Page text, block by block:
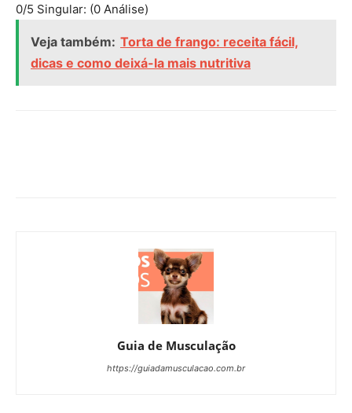
0/5 Singular: (0 Análise)
Veja também: Torta de frango: receita fácil,
dicas e como deixá-la mais nutritiva
Guia de Musculação
https://guiadamusculacao.com.br